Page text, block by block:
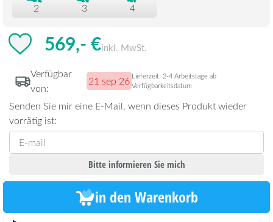
2 3 4
569,- €inkl. MwSt.
Verfügbar
von:
21 sep 26 Lieferzeit: 2-4 Arbeitstage ab
Verfügbarkeitsdatum
Senden Sie mir eine E-Mail, wenn dieses Produkt wieder
vorrätig ist:
Bitte informieren Sie mich
in den Warenkorb